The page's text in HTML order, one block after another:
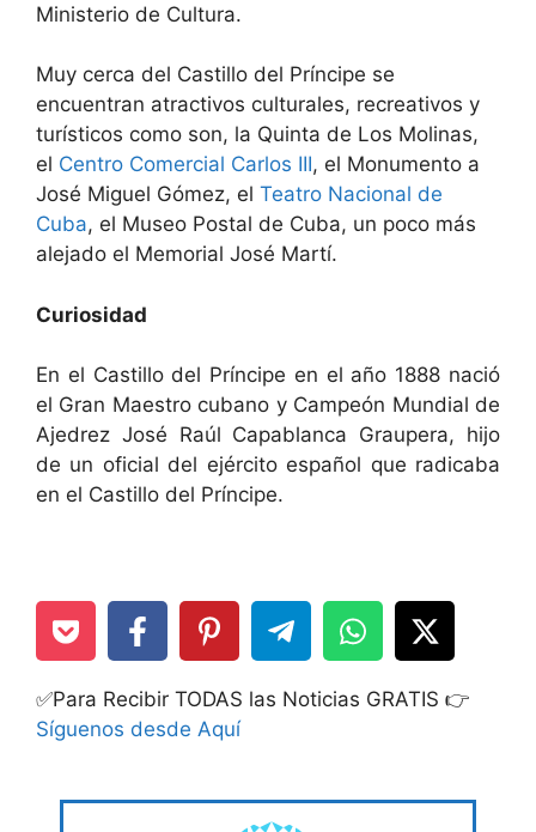
Ministerio de Cultura.
Muy cerca del Castillo del Príncipe se
encuentran atractivos culturales, recreativos y
turísticos como son, la Quinta de Los Molinas,
el Centro Comercial Carlos III, el Monumento a
José Miguel Gómez, el Teatro Nacional de
Cuba, el Museo Postal de Cuba, un poco más
alejado el Memorial José Martí.
Curiosidad
En el Castillo del Príncipe en el año 1888 nació
el Gran Maestro cubano y Campeón Mundial de
Ajedrez José Raúl Capablanca Graupera, hijo
de un oficial del ejército español que radicaba
en el Castillo del Príncipe.
✅Para Recibir TODAS las Noticias GRATIS 👉
Síguenos desde Aquí